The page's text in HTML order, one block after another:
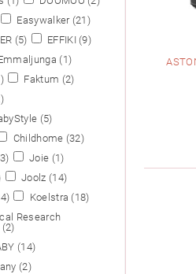
Easywalker (21)
(5) EFFIKI (9)
(1)
Faktum (2)
(5)
Childhome (32)
Joie (1)
Joolz (14)
Koelstra (18)
Research
(2)
(14)
(2)